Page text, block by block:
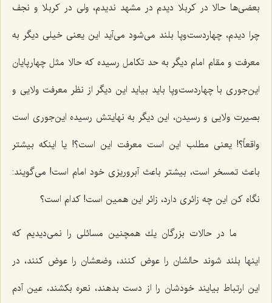
بعضی‌ها حالا در كربلا دیدم در مشهد ندیدم، ولی در كربلا و نجف
چرا دیدم، چهاردست‌وپا بلند می‌شود می‌آید این یعنی خیلی دیگر به
معرفت و مقام امام دیگر به حد تكامل رسیده كه حالا مثل چهارپایان
این‌جوری با چهاردست‌وپا باید بیاید این دیگر از نظر معرفت ولایی و
بصیرت ولایی و رسیدن، این دیگر به نهایتش رسیده این‌جوری است
واقعاً؟! یعنی مطلب این است معرفت این است؟! یا اینكه بیشتر
باعث تمسخر است، بیشتر باعث آبروریزی خود امام است! می‌گویند:
نگاه كن این چه زائری دارد، زائر این همین است! كدام است؟
ما در حالات بزرگان یك همچنین مسائلی را نمی‌دیدیم كه
اینها بلند شوند حالشان را عوض كنند، وضعشان را عوض كنند، در
این ارتباط بیایند خودشان را از دست بدهند، نعره بكشند، عین آدم